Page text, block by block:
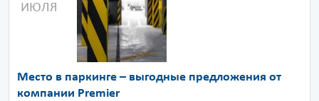
ИЮЛЯ
Место в паркинге – выгодные предложения от
компании Premier